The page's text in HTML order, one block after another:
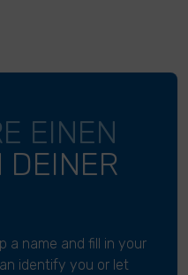
EINEN
DEINER
a name and fill in your
identify you or let